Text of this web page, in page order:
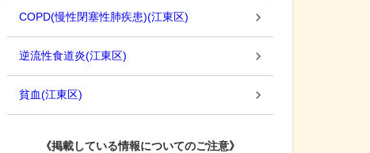
COPD(慢性閉塞性肺疾患)(江東区)
逆流性食道炎(江東区)
貧血(江東区)
《掲載している情報についてのご注意》